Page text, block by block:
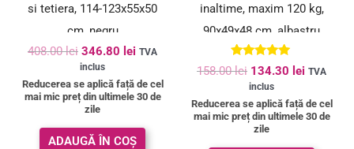
si tetiera, 114-123x55x50
cm, negru
408.00lei 346.80 lei TVA
inclus
Reducerea se aplică față de cel
mai mic preț din ultimele 30 de
zile
ADAUGĂ ÎN COȘ
inaltime, maxim 120 kg,
90x49x48 cm, albastru
Evaluat la
5.00
din 5
158.00lei 134.30 lei TVA
inclus
Reducerea se aplică față de cel
mai mic preț din ultimele 30 de
zile